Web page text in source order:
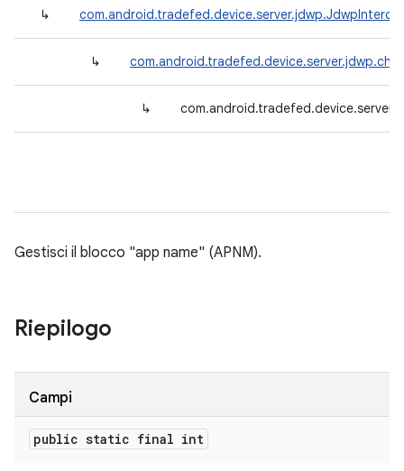
↳
↳
↳
Gestisci il blocco "app name" (APNM).
Riepilogo
Campi
public static final int